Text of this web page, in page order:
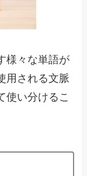
様々な単語が
用される文脈
使い分けるこ